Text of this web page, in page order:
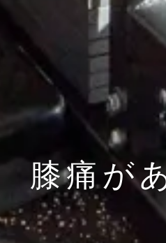
膝痛が